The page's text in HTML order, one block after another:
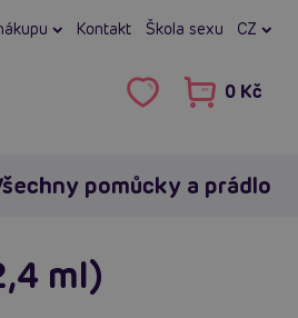
Kontakt Škola sexu CZ
0 Kč
pomůcky a prádlo
ml)